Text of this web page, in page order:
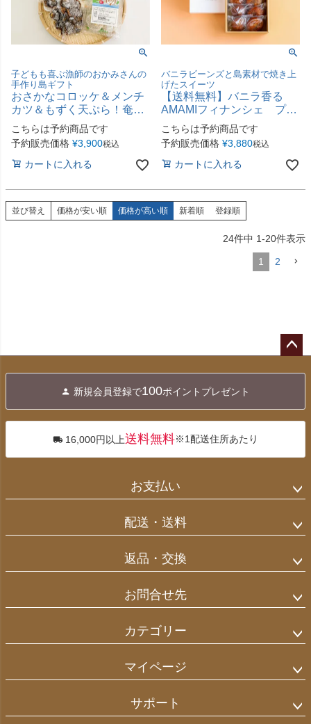
子どもも喜ぶ漁師のおかみさんの
手作り島ギフト
おさかなコロッケ＆メンチ
カツ＆もずく天ぷら！奄美
産シーフード惣菜3種6点セ
ット
こちらは予約商品です
予約販売価格 ¥3,900税込
カートに入れる
バニラビーンズと島素材で焼き上
げたスイーツ
【送料無料】バニラ香る
AMAMIフィナンシェ プレ
ーン＆島バナナ
こちらは予約商品です
予約販売価格 ¥3,880税込
カートに入れる
並び替え 価格が安い順 価格が高い順 新着順 登録順
24件中 1-20件表示
1 2
へ
新規会員登録で100ポイントプレゼント
16,000円以上送料無料※1配送住所あたり
お支払い
配送・送料
返品・交換
お問合せ先
カテゴリー
マイページ
サポート